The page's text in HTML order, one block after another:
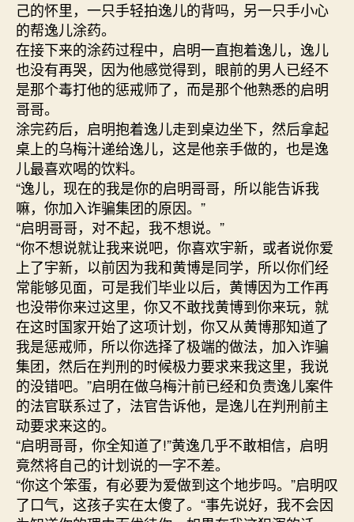
己的怀里，一只手轻拍逸儿的背吗，另一只手小心
的帮逸儿涂药。
在接下来的涂药过程中，启明一直抱着逸儿，逸儿
也没有再哭，因为他感觉得到，眼前的男人已经不
是那个毒打他的惩戒师了，而是那个他熟悉的启明
哥哥。
涂完药后，启明抱着逸儿走到桌边坐下，然后拿起
桌上的乌梅汁递给逸儿，这是他亲手做的，也是逸
儿最喜欢喝的饮料。
“逸儿，现在的我是你的启明哥哥，所以能告诉我
嘛，你加入诈骗集团的原因。”
“启明哥哥，对不起，我不想说。”
“你不想说就让我来说吧，你喜欢宇新，或者说你爱
上了宇新，以前因为我和黄博是同学，所以你们经
常能够见面，可是我们毕业以后，黄博因为工作再
也没带你来过这里，你又不敢找黄博到你来玩，就
在这时国家开始了这项计划，你又从黄博那知道了
我是惩戒师，所以你选择了极端的做法，加入诈骗
集团，然后在判刑的时候极力要求来我这里，我说
的没错吧。”启明在做乌梅汁前已经和负责逸儿案件
的法官联系过了，法官告诉他，是逸儿在判刑前主
动要求来这的。
“启明哥哥，你全知道了!”黄逸几乎不敢相信，启明
竟然将自己的计划说的一字不差。
“你这个笨蛋，有必要为爱做到这个地步吗。”启明叹
了口气，这孩子实在太傻了。“事先说好，我不会因